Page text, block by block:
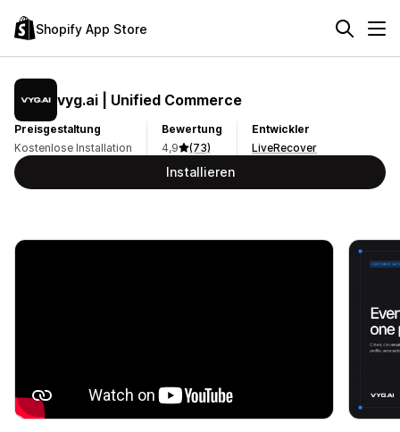
Shopify App Store
vyg.ai | Unified Commerce
Preisgestaltung
Kostenlose Installation
Bewertung
4,9
(73)
Entwickler
LiveRecover
Installieren